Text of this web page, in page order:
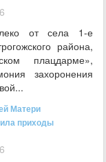
от села 1-е
района,
плацдарме»,
захоронения
Матери
приходы